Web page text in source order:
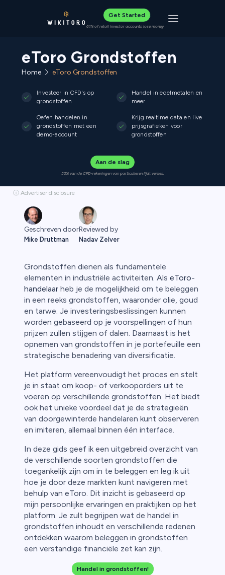
Get Started
61% of retail investor accounts lose money Toggle
eToro Grondstoffen
Home eToro Grondstoffen
Investeer in CFD's op
grondstoffen
Handel in edelmetalen en
meer
Oefen handelen in
grondstoffen met een
demo-account
Krijg realtime data en live
prijsgrafieken voor
grondstoffen
Aan de slag
52% van de CFD-rekeningen van particulieren lijdt verlies.
ⓘ Advertiser disclosure
Geschreven door
Mike Druttman
Reviewed by
Nadav Zelver
Grondstoffen dienen als fundamentele
elementen in industriële activiteiten. Als eToro-
handelaar heb je de mogelijkheid om te beleggen
in een reeks grondstoffen, waaronder olie, goud
en tarwe. Je investeringsbeslissingen kunnen
worden gebaseerd op je voorspellingen of hun
prijzen zullen stijgen of dalen. Daarnaast is het
opnemen van grondstoffen in je portefeuille een
strategische benadering van diversificatie.
Het platform vereenvoudigt het proces en stelt
je in staat om koop- of verkooporders uit te
voeren op verschillende grondstoffen. Het biedt
ook het unieke voordeel dat je de strategieën
van doorgewinterde handelaren kunt observeren
en imiteren, allemaal binnen één interface.
In deze gids geef ik een uitgebreid overzicht van
de verschillende soorten grondstoffen die
toegankelijk zijn om in te beleggen en leg ik uit
hoe je door deze markten kunt navigeren met
behulp van eToro. Dit inzicht is gebaseerd op
mijn persoonlijke ervaringen en praktijken op het
platform. Je zult begrijpen wat de handel in
grondstoffen inhoudt en verschillende redenen
ontdekken waarom beleggen in grondstoffen
een verstandige financiële zet kan zijn.
Handel in grondstoffen!